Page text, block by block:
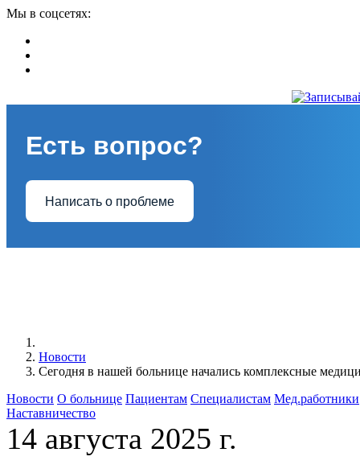
Мы в соцсетях:
Есть вопрос?
Написать о проблеме
Новости
Сегодня в нашей больнице начались комплексные
Новости О больнице Пациентам Специалистам Мед.работники
Наставничество
14 августа 2025 г.